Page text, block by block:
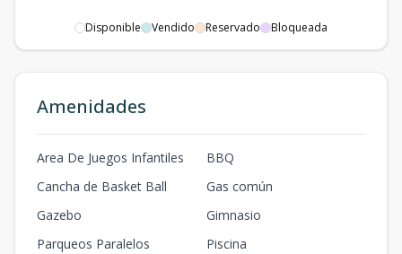
Disponible Vendido Reservado Bloqueada
Amenidades
Area De Juegos Infantiles
BBQ
Cancha de Basket Ball
Gas común
Gazebo
Gimnasio
Parqueos Paralelos
Piscina